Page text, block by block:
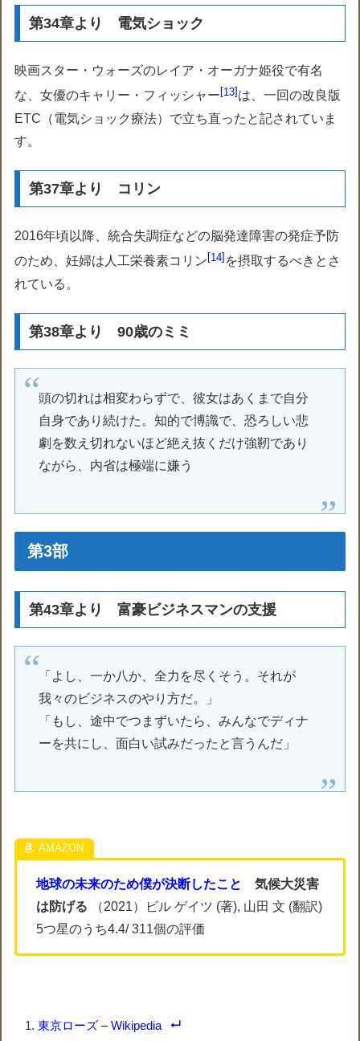
第34章より 電気ショック
映画スター・ウォーズのレイア・オーガナ姫役で有名
な、女優のキャリー・フィッシャー 13 は、一回の改良版
ETC（電気ショック療法）で立ち直ったと記されていま
す。
第37章より コリン
2016年頃以降、統合失調症などの脳発達障害の発症予防
のため、妊婦は人工栄養素コリン 14 を摂取するべきとさ
れている。
第38章より 90歳のミミ
頭の切れは相変わらずで、彼女はあくまで自分
自身であり続けた。知的で博識で、恐ろしい悲
劇を数え切れないほど絶え抜くだけ強靭であり
ながら、内省は極端に嫌う
第3部
第43章より 富豪ビジネスマンの支援
「よし、一か八か、全力を尽くそう。それが
我々のビジネスのやり方だ。」
「もし、途中でつまずいたら、みんなでディナ
ーを共にし、面白い試みだったと言うんだ」
地球の未来のため僕が決断したこと
気候大災害
は防げる （2021）ビル ゲイツ (著), 山田 文 (翻訳)
5つ星のうち4.4/ 311個の評価
東京ローズ – Wikipedia